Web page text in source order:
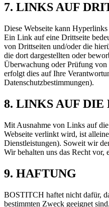
7. LINKS AUF
Diese Webseite kann
Ein Link auf eine Drittseite
von Drittseiten und/oder die
die dort dargestellten oder
Überwachung oder Prüfung
erfolgt dies auf Ihre
Datenschutzbestimmungen).
8. LINKS AUF DIE
Mit Ausnahme von Links auf
Webseite verlinkt wird, ist
Dienstleistungen). Soweit wir
Wir behalten uns das Recht
9. HAFTUNG
BOSTITCH haftet nicht dafür,
bestimmten Zweck geeignet